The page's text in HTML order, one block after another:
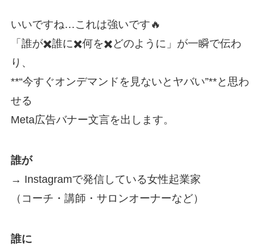
いいですね…これは強いです🔥
「誰が✖️誰に✖️何を✖️どのように」が一瞬で伝わ
り、
**“今すぐオンデマンドを見ないとヤバい”**と思わ
せる
Meta広告バナー文言を出します。
誰が
→ Instagramで発信している女性起業家
（コーチ・講師・サロンオーナーなど）
誰に